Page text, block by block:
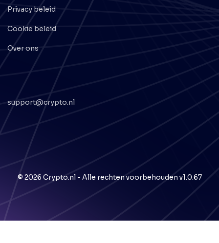
support@crypto.nl
Privacy beleid
Cookie beleid
Over ons
© 2026 Crypto.nl - Alle rechten voorbehouden v1.0.67